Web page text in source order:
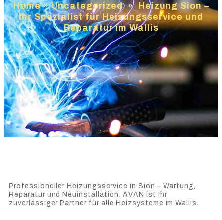
Home»Uncategorized » Heizung Sion –
Ihr Spezialist für Heizungsservice und
Reparatur im Wallis
Professioneller Heizungsservice in Sion – Wartung,
Reparatur und Neuinstallation. AVAN ist Ihr
zuverlässiger Partner für alle Heizsysteme im Wallis.